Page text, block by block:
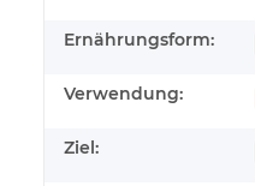
Ernährungsform:
Verwendung:
Ziel: